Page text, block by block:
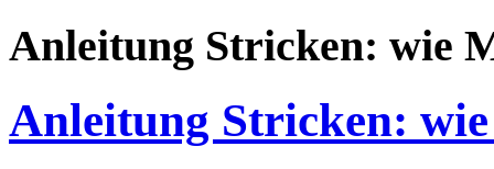
Anleitung Stricken: wie
Anleitung Stricken: